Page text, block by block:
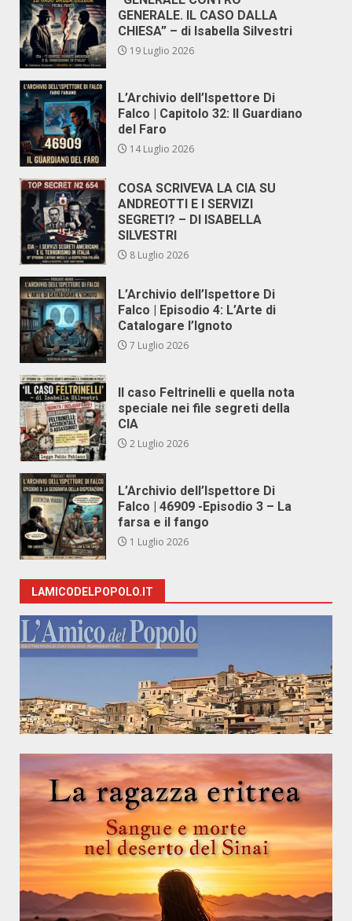
GENERALE. IL CASO DALLA
CHIESA” – di Isabella Silvestri
19 Luglio 2026
L’Archivio dell’Ispettore Di
Falco | Capitolo 32: Il Guardiano
del Faro
14 Luglio 2026
COSA SCRIVEVA LA CIA SU
ANDREOTTI E I SERVIZI
SEGRETI? – DI ISABELLA
SILVESTRI
8 Luglio 2026
L’Archivio dell’Ispettore Di
Falco | Episodio 4: L’Arte di
Catalogare l’Ignoto
7 Luglio 2026
Il caso Feltrinelli e quella nota
speciale nei file segreti della
CIA
2 Luglio 2026
L’Archivio dell’Ispettore Di
Falco | 46909 -Episodio 3 – La
farsa e il fango
1 Luglio 2026
LAMICODELPOPOLO.IT